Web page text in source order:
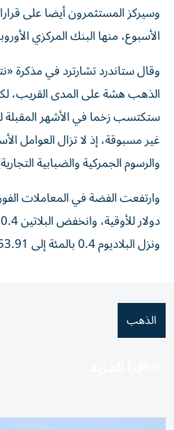
وسيركز المستثمرون أيضا على
الأسبوع، منها البنك المركزي
وقال ستاندرد تشارترد في مذكرة
الذهب ‌هشة على المدى ‌القريب،
ستكتسب زخما في الأشهر
غير مسبوقة، إذ لا تزال العوامل
والرسوم الجمركية والضبابية
ونزل البلاديوم 0.4 بالمئة ⁠إلى 1453.91 دولار.
الذهب